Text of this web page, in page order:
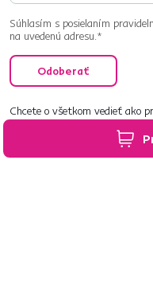
Súhlasím s posielaním
na uvedenú adresu.*
Odoberať
Chcete o všetkom vedieť ako
e‑mailov tak, aby vám nič